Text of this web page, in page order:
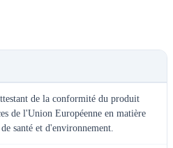
de la conformité du produit
de l'Union Européenne en matière
santé et d'environnement.